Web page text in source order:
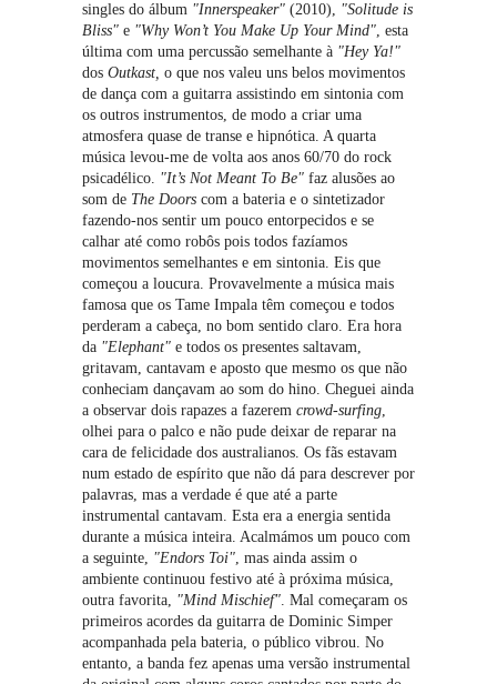
singles do álbum "Innerspeaker" (2010), "Solitude is
Bliss" e "Why Won’t You Make Up Your Mind", esta
última com uma percussão semelhante à "Hey Ya!"
dos Outkast, o que nos valeu uns belos movimentos
de dança com a guitarra assistindo em sintonia com
os outros instrumentos, de modo a criar uma
atmosfera quase de transe e hipnótica. A quarta
música levou-me de volta aos anos 60/70 do rock
psicadélico. "It’s Not Meant To Be" faz alusões ao
som de The Doors com a bateria e o sintetizador
fazendo-nos sentir um pouco entorpecidos e se
calhar até como robôs pois todos fazíamos
movimentos semelhantes e em sintonia. Eis que
começou a loucura. Provavelmente a música mais
famosa que os Tame Impala têm começou e todos
perderam a cabeça, no bom sentido claro. Era hora
da "Elephant" e todos os presentes saltavam,
gritavam, cantavam e aposto que mesmo os que não
conheciam dançavam ao som do hino. Cheguei ainda
a observar dois rapazes a fazerem crowd-surfing,
olhei para o palco e não pude deixar de reparar na
cara de felicidade dos australianos. Os fãs estavam
num estado de espírito que não dá para descrever por
palavras, mas a verdade é que até a parte
instrumental cantavam. Esta era a energia sentida
durante a música inteira. Acalmámos um pouco com
a seguinte, "Endors Toi", mas ainda assim o
ambiente continuou festivo até à próxima música,
outra favorita, "Mind Mischief". Mal começaram os
primeiros acordes da guitarra de Dominic Simper
acompanhada pela bateria, o público vibrou. No
entanto, a banda fez apenas uma versão instrumental